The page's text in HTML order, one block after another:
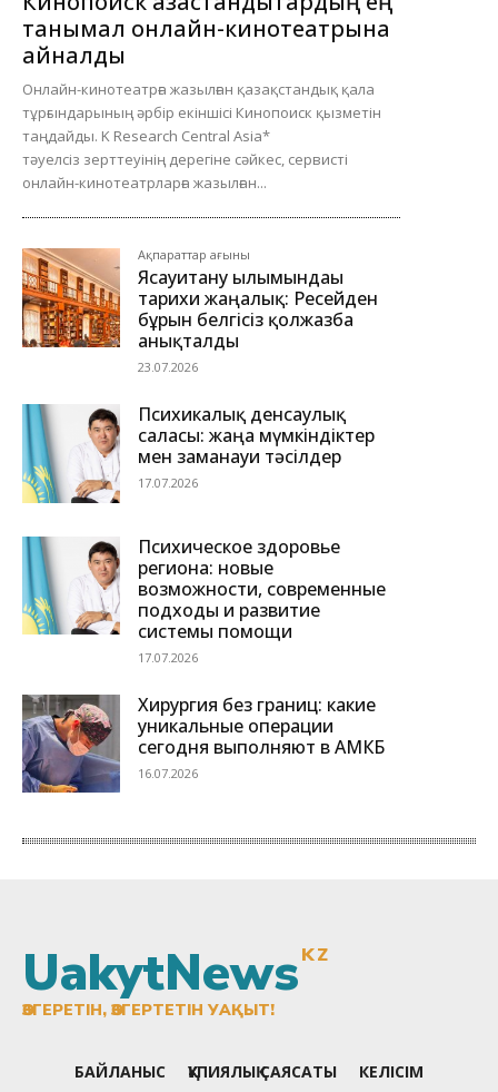
UakytNewsKZ
ӨЗГЕРЕТІН, ӨЗГЕРТЕТІН УАҚЫТ!
БАЙЛАНЫС ҚҰПИЯЛЫҚ САЯСАТЫ КЕЛІСІМ